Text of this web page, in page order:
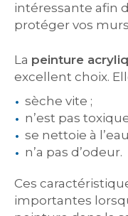
intéressante afin
protéger vos murs
La peinture
excellent choix.
sèche vite ;
n’est pas
se nettoie à
n’a pas d’odeur.
Ces
importantes